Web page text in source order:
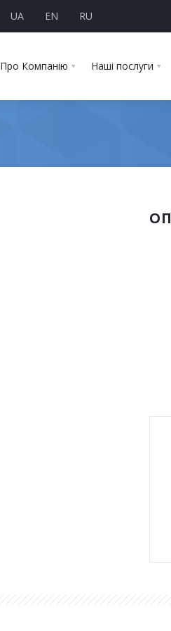
UA EN RU
Про Компанію Наші послуги